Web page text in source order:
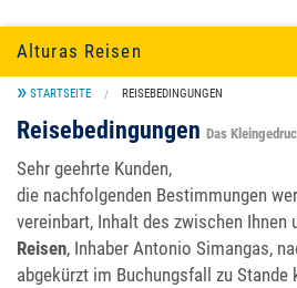
Alturas Reisen
SÜDAMERIKA
EINZELTOUREN UND KULTUR
UNTERKUNFT
SERVICE
STARTSEITE REISEBEDINGUNGEN
Reisebedingungen Das
Sehr geehrte Kunden,
die nachfolgenden Bestimmungen
vereinbart, Inhalt des zwischen Ihnen
Reisen, Inhaber Antonio Simangas,
abgekürzt im Buchungsfall zu Stande